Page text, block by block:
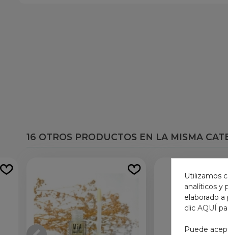
16 OTROS PRODUCTOS EN LA MISMA
Utilizamos
analíticos y
elaborado
clic AQUÍ
Puede